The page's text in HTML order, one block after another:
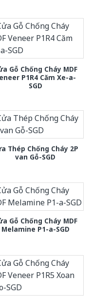
Gỗ Chống Cháy MDF
P1R4 Căm Xe-a-
SGD
Thép Chống Cháy 2P
van Gỗ-SGD
Gỗ Chống Cháy MDF
Melamine P1-a-SGD